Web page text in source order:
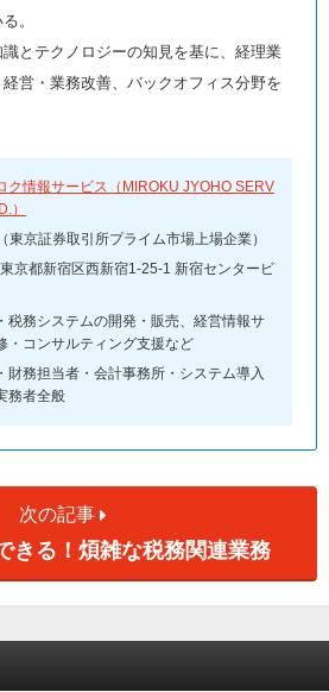
。
とテクノロジーの知見を基に、経理業
営・業務改善、バックオフィス分野を
ク情報サービス（MIROKU JYOHO SERV
）
東京証券取引所プライム市場上場企業）
京都新宿区西新宿1-25-1 新宿センタービ
税務システムの開発・販売、経営情報サ
・コンサルティング支援など
財務担当者・会計事務所・システム導入
務者全般
次の記事
きる！煩雑な税務関連業務